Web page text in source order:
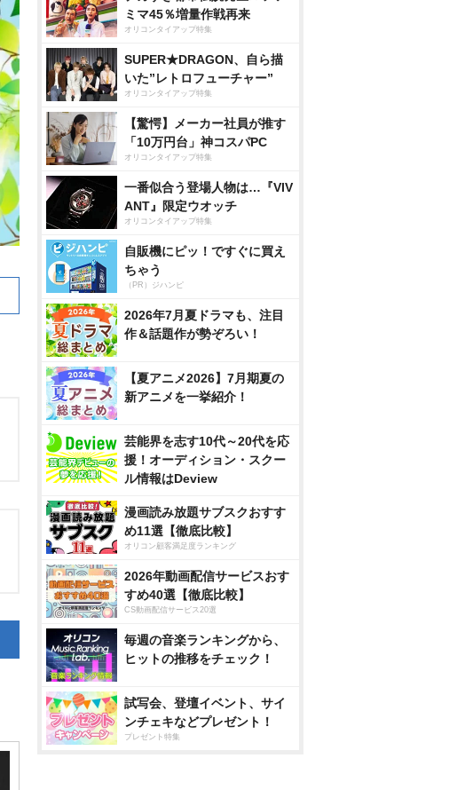
ミマ45％増量作戦再来
オリコンタイアップ特集
SUPER★DRAGON、自ら描
いた”レトロフューチャー”
オリコンタイアップ特集
【驚愕】メーカー社員が推す
「10万円台」神コスパPC
オリコンタイアップ特集
一番似合う登場人物は…『VIV
ANT』限定ウオッチ
オリコンタイアップ特集
自販機にピッ！ですぐに買え
ちゃう
（PR）ジハンピ
2026年7月夏ドラマも、注目
作＆話題作が勢ぞろい！
【夏アニメ2026】7月期夏の
新アニメを一挙紹介！
芸能界を志す10代～20代を応
援！オーディション・スクー
ル情報はDeview
漫画読み放題サブスクおすす
め11選【徹底比較】
オリコン顧客満足度ランキング
2026年動画配信サービスおす
すめ40選【徹底比較】
CS動画配信サービス20選
毎週の音楽ランキングから、
ヒットの推移をチェック！
試写会、登壇イベント、サイ
ンチェキなどプレゼント！
プレゼント特集